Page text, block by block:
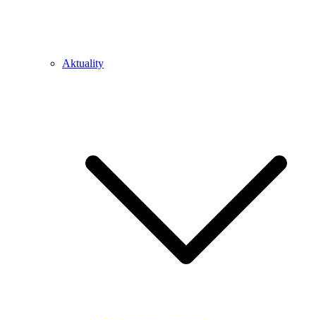
Aktuality